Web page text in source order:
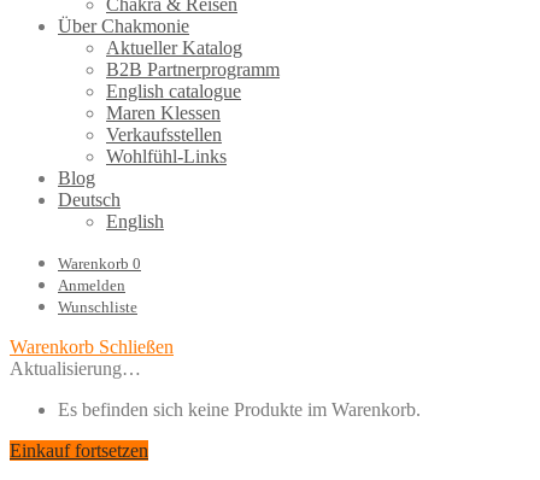
Chakra & Reisen
Über Chakmonie
Aktueller Katalog
B2B Partnerprogramm
English catalogue
Maren Klessen
Verkaufsstellen
Wohlfühl-Links
Blog
Deutsch
English
Warenkorb 0
Anmelden
Wunschliste
Warenkorb Schließen
Aktualisierung…
Es befinden sich keine Produkte im Warenkorb.
Einkauf fortsetzen